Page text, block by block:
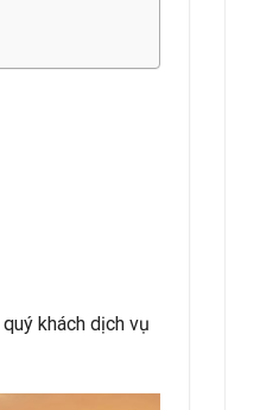
khách dịch vụ